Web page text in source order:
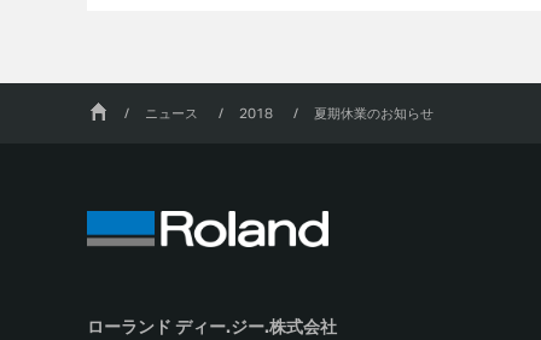
/ ニュース / 2018 / 夏期休業のお知らせ
ローランド ディー.ジー.株式会社